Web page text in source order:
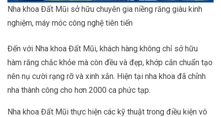
Nha khoa Đất Mũi sở hữu chuyên gia niềng răng giàu kinh
nghiệm, máy móc công nghệ tiên tiến
Đến với Nha khoa Đất Mũi, khách hàng không chỉ sở hữu
hàm răng chắc khỏe mà còn đều và đẹp, khớp cắn chuẩn tạo
nên nụ cười rạng rỡ và xinh xắn. Hiện tại nha khoa đã chỉnh
nha thành công cho hơn 2000 ca phức tạp.
Nha khoa Đất Mũi thực hiện các kỹ thuật trong điều kiện vô